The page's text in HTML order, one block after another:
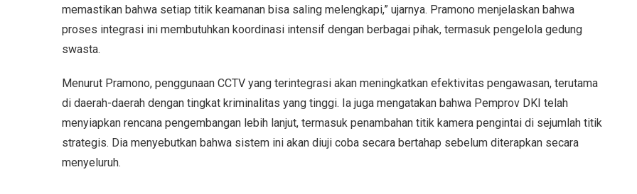
memastikan bahwa setiap titik keamanan bisa saling melengkapi,” ujarnya. Pramono menjelaskan bahwa
proses integrasi ini membutuhkan koordinasi intensif dengan berbagai pihak, termasuk pengelola gedung
swasta.
Menurut Pramono, penggunaan CCTV yang terintegrasi akan meningkatkan efektivitas pengawasan, terutama
di daerah-daerah dengan tingkat kriminalitas yang tinggi. Ia juga mengatakan bahwa Pemprov DKI telah
menyiapkan rencana pengembangan lebih lanjut, termasuk penambahan titik kamera pengintai di sejumlah titik
strategis. Dia menyebutkan bahwa sistem ini akan diuji coba secara bertahap sebelum diterapkan secara
menyeluruh.